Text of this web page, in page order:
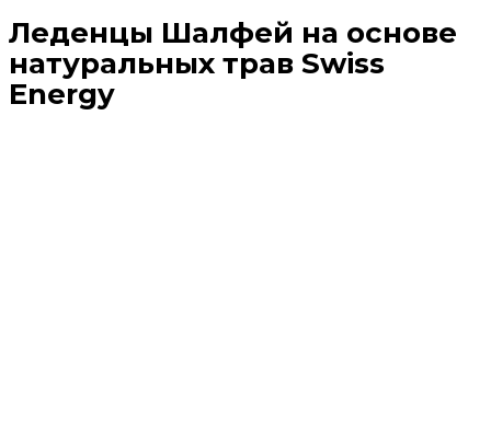
Леденцы Шалфей на основе
натуральных трав Swiss
Energy